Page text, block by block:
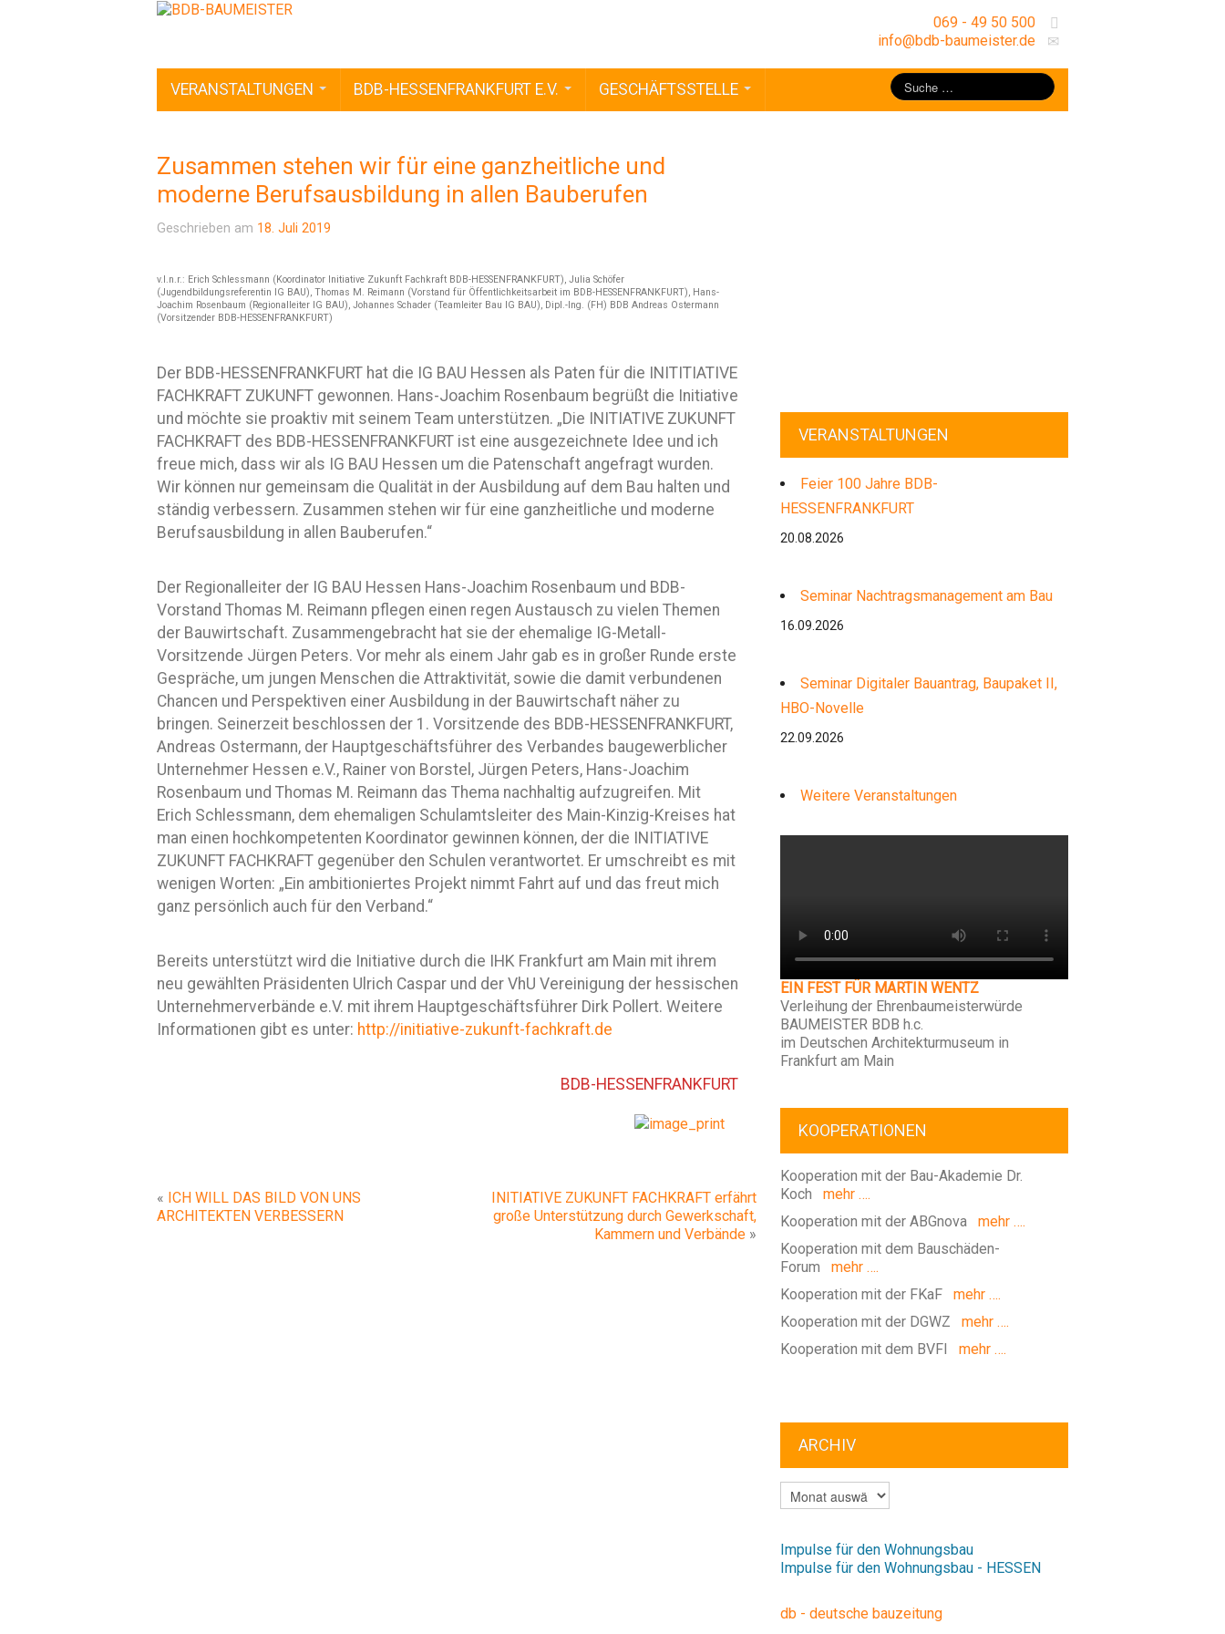
069 - 49 50 500
info@bdb-baumeister.de
VERANSTALTUNGEN BDB-HESSENFRANKFURT E.V. GESCHÄFTSSTELLE
Zusammen stehen wir für eine ganzheitliche und
moderne Berufsausbildung in allen Bauberufen
Geschrieben am 18. Juli 2019
v.l.n.r.: Erich Schlessmann (Koordinator Initiative Zukunft Fachkraft BDB-HESSENFRANKFURT), Julia Schöfer
(Jugendbildungsreferentin IG BAU), Thomas M. Reimann (Vorstand für Öffentlichkeitsarbeit im BDB-HESSENFRANKFURT), Hans-
Joachim Rosenbaum (Regionalleiter IG BAU), Johannes Schader (Teamleiter Bau IG BAU), Dipl.-Ing. (FH) BDB Andreas Ostermann
(Vorsitzender BDB-HESSENFRANKFURT)
Der BDB-HESSENFRANKFURT hat die IG BAU Hessen als Paten für die INITITIATIVE
FACHKRAFT ZUKUNFT gewonnen. Hans-Joachim Rosenbaum begrüßt die Initiative
und möchte sie proaktiv mit seinem Team unterstützen. „Die INITIATIVE ZUKUNFT
FACHKRAFT des BDB-HESSENFRANKFURT ist eine ausgezeichnete Idee und ich
freue mich, dass wir als IG BAU Hessen um die Patenschaft angefragt wurden.
Wir können nur gemeinsam die Qualität in der Ausbildung auf dem Bau halten und
ständig verbessern. Zusammen stehen wir für eine ganzheitliche und moderne
Berufsausbildung in allen Bauberufen.“
Der Regionalleiter der IG BAU Hessen Hans-Joachim Rosenbaum und BDB-
Vorstand Thomas M. Reimann pflegen einen regen Austausch zu vielen Themen
der Bauwirtschaft. Zusammengebracht hat sie der ehemalige IG-Metall-
Vorsitzende Jürgen Peters. Vor mehr als einem Jahr gab es in großer Runde erste
Gespräche, um jungen Menschen die Attraktivität, sowie die damit verbundenen
Chancen und Perspektiven einer Ausbildung in der Bauwirtschaft näher zu
bringen. Seinerzeit beschlossen der 1. Vorsitzende des BDB-HESSENFRANKFURT,
Andreas Ostermann, der Hauptgeschäftsführer des Verbandes baugewerblicher
Unternehmer Hessen e.V., Rainer von Borstel, Jürgen Peters, Hans-Joachim
Rosenbaum und Thomas M. Reimann das Thema nachhaltig aufzugreifen. Mit
Erich Schlessmann, dem ehemaligen Schulamtsleiter des Main-Kinzig-Kreises hat
man einen hochkompetenten Koordinator gewinnen können, der die INITIATIVE
ZUKUNFT FACHKRAFT gegenüber den Schulen verantwortet. Er umschreibt es mit
wenigen Worten: „Ein ambitioniertes Projekt nimmt Fahrt auf und das freut mich
ganz persönlich auch für den Verband.“
Bereits unterstützt wird die Initiative durch die IHK Frankfurt am Main mit ihrem
neu gewählten Präsidenten Ulrich Caspar und der VhU Vereinigung der hessischen
Unternehmerverbände e.V. mit ihrem Hauptgeschäftsführer Dirk Pollert. Weitere
Informationen gibt es unter: http://initiative-zukunft-fachkraft.de
BDB-HESSENFRANKFURT
« ICH WILL DAS BILD VON UNS
ARCHITEKTEN VERBESSERN
INITIATIVE ZUKUNFT FACHKRAFT erfährt
große Unterstützung durch Gewerkschaft,
Kammern und Verbände »
VERANSTALTUNGEN
Feier 100 Jahre BDB-
HESSENFRANKFURT
20.08.2026
Seminar Nachtragsmanagement am Bau
16.09.2026
Seminar Digitaler Bauantrag, Baupaket II,
HBO-Novelle
22.09.2026
Weitere Veranstaltungen
EIN FEST FÜR MARTIN WENTZ
Verleihung der Ehrenbaumeisterwürde
BAUMEISTER BDB h.c.
im Deutschen Architekturmuseum in
Frankfurt am Main
KOOPERATIONEN
Kooperation mit der Bau-Akademie Dr.
Koch mehr ….
Kooperation mit der ABGnovamehr ….
Kooperation mit dem Bauschäden-
Forum mehr ….
Kooperation mit der FKaFmehr ….
Kooperation mit der DGWZ mehr ….
Kooperation mit dem BVFI mehr ….
ARCHIV
ARCHIV
Impulse für den Wohnungsbau
Impulse für den Wohnungsbau - HESSEN
db - deutsche bauzeitung